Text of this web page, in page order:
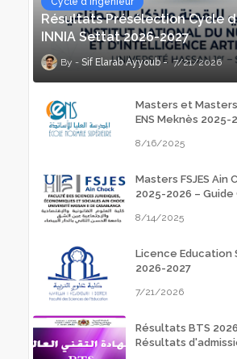
Résultats Présélection Cycle
INNIA Settat 2026-2027
Sif Elarab Ayyoub 7/21/2026
Masters et
ENS Meknès 2025-
8/16/2025
Masters FSJES Ain
2025-2026 –
8/14/2025
Licence Education
2026-2027
7/21/2026
Résultats BTS
Résultats